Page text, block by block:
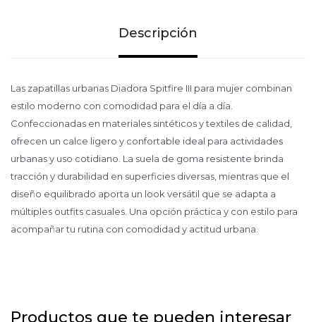
Descripción
Las zapatillas urbanas Diadora Spitfire III para mujer combinan
estilo moderno con comodidad para el día a día.
Confeccionadas en materiales sintéticos y textiles de calidad,
ofrecen un calce ligero y confortable ideal para actividades
urbanas y uso cotidiano. La suela de goma resistente brinda
tracción y durabilidad en superficies diversas, mientras que el
diseño equilibrado aporta un look versátil que se adapta a
múltiples outfits casuales. Una opción práctica y con estilo para
acompañar tu rutina con comodidad y actitud urbana.
Productos que te pueden interesar